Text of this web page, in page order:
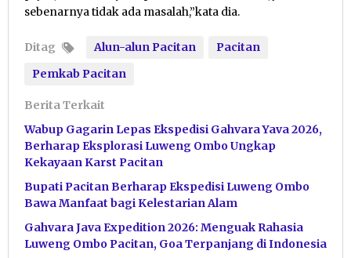
sebenarnya tidak ada masalah,”kata dia.
Ditag Alun-alun Pacitan
Pacitan
Pemkab Pacitan
Berita Terkait
Wabup Gagarin Lepas Ekspedisi Gahvara Yava 2026,
Berharap Eksplorasi Luweng Ombo Ungkap
Kekayaan Karst Pacitan
Bupati Pacitan Berharap Ekspedisi Luweng Ombo
Bawa Manfaat bagi Kelestarian Alam
Gahvara Java Expedition 2026: Menguak Rahasia
Luweng Ombo Pacitan, Goa Terpanjang di Indonesia